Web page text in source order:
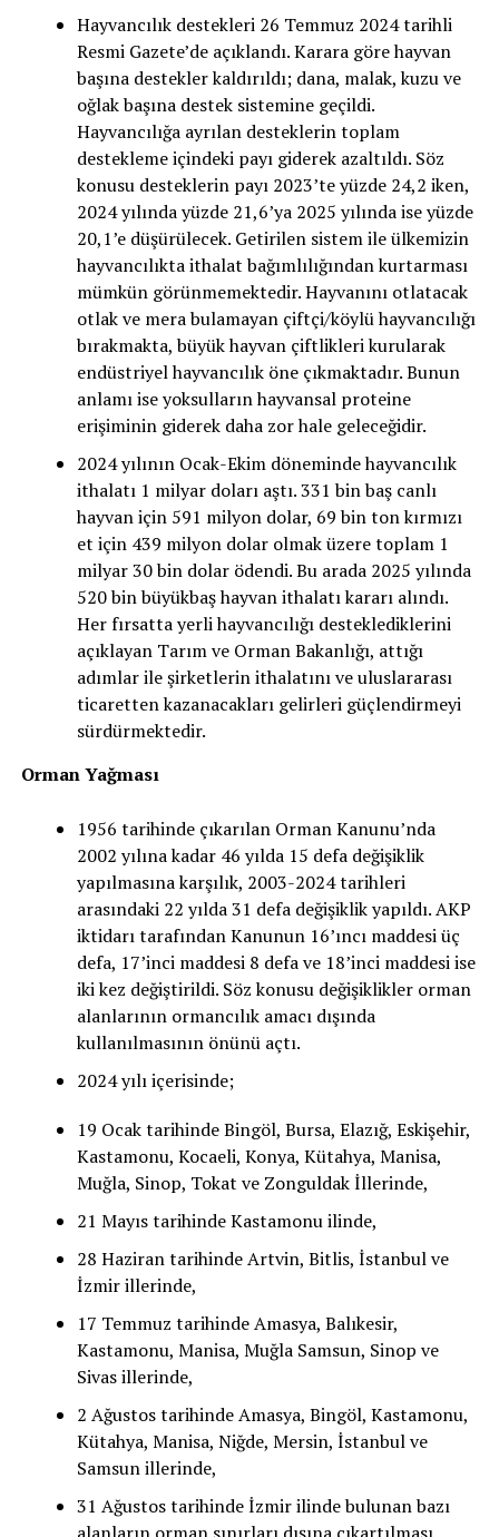
Hayvancılık destekleri 26 Temmuz 2024 tarihli
Resmi Gazete’de açıklandı. Karara göre hayvan
başına destekler kaldırıldı; dana, malak, kuzu ve
oğlak başına destek sistemine geçildi.
Hayvancılığa ayrılan desteklerin toplam
destekleme içindeki payı giderek azaltıldı. Söz
konusu desteklerin payı 2023’te yüzde 24,2 iken,
2024 yılında yüzde 21,6’ya 2025 yılında ise yüzde
20,1’e düşürülecek. Getirilen sistem ile ülkemizin
hayvancılıkta ithalat bağımlılığından kurtarması
mümkün görünmemektedir. Hayvanını otlatacak
otlak ve mera bulamayan çiftçi/köylü hayvancılığı
bırakmakta, büyük hayvan çiftlikleri kurularak
endüstriyel hayvancılık öne çıkmaktadır. Bunun
anlamı ise yoksulların hayvansal proteine
erişiminin giderek daha zor hale geleceğidir.
2024 yılının Ocak-Ekim döneminde hayvancılık
ithalatı 1 milyar doları aştı. 331 bin baş canlı
hayvan için 591 milyon dolar, 69 bin ton kırmızı
et için 439 milyon dolar olmak üzere toplam 1
milyar 30 bin dolar ödendi. Bu arada 2025 yılında
520 bin büyükbaş hayvan ithalatı kararı alındı.
Her fırsatta yerli hayvancılığı desteklediklerini
açıklayan Tarım ve Orman Bakanlığı, attığı
adımlar ile şirketlerin ithalatını ve uluslararası
ticaretten kazanacakları gelirleri güçlendirmeyi
sürdürmektedir.
Orman Yağması
1956 tarihinde çıkarılan Orman Kanunu’nda
2002 yılına kadar 46 yılda 15 defa değişiklik
yapılmasına karşılık, 2003-2024 tarihleri
arasındaki 22 yılda 31 defa değişiklik yapıldı. AKP
iktidarı tarafından Kanunun 16’ıncı maddesi üç
defa, 17’inci maddesi 8 defa ve 18’inci maddesi ise
iki kez değiştirildi. Söz konusu değişiklikler orman
alanlarının ormancılık amacı dışında
kullanılmasının önünü açtı.
2024 yılı içerisinde;
19 Ocak tarihinde Bingöl, Bursa, Elazığ, Eskişehir,
Kastamonu, Kocaeli, Konya, Kütahya, Manisa,
Muğla, Sinop, Tokat ve Zonguldak İllerinde,
21 Mayıs tarihinde Kastamonu ilinde,
28 Haziran tarihinde Artvin, Bitlis, İstanbul ve
İzmir illerinde,
17 Temmuz tarihinde Amasya, Balıkesir,
Kastamonu, Manisa, Muğla Samsun, Sinop ve
Sivas illerinde,
2 Ağustos tarihinde Amasya, Bingöl, Kastamonu,
Kütahya, Manisa, Niğde, Mersin, İstanbul ve
Samsun illerinde,
31 Ağustos tarihinde İzmir ilinde bulunan bazı